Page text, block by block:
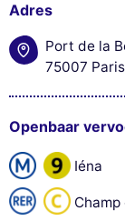
Adres
Port de la
75007 Paris
Openbaar
Iéna